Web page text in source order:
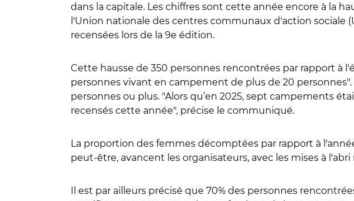
dans la capitale. Les chiffres sont cette année encore à la
l'Union nationale des centres communaux d'action sociale
recensées lors de la 9e édition.
Cette hausse de 350 personnes rencontrées par rapport
personnes vivant en campement de plus de 20
personnes ou plus. "Alors qu’en 2025, sept campements
recensés cette année", précise le communiqué.
La proportion des femmes décomptées par rapport à
peut-être, avancent les organisateurs, avec les mises à
Il est par ailleurs précisé que 70% des personnes